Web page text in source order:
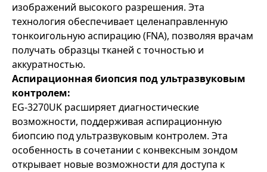
изображений высокого разрешения. Эта
технология обеспечивает целенаправленную
тонкоигольную аспирацию (FNA), позволяя врачам
получать образцы тканей с точностью и
аккуратностью.
Аспирационная биопсия под ультразвуковым
контролем:
EG-3270UK расширяет диагностические
возможности, поддерживая аспирационную
биопсию под ультразвуковым контролем. Эта
особенность в сочетании с конвексным зондом
открывает новые возможности для доступа к